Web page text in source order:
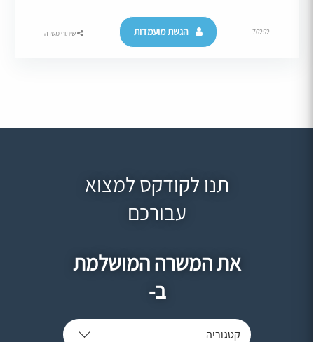
76252 הגשת מועמדות שיתוף משרה
תנו לקודקס למצוא
עבורכם
את המשרה המושלמת
ב-
קטגוריה